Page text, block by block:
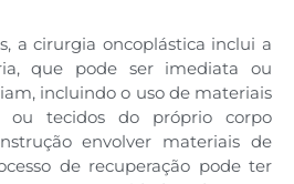
a cirurgia oncoplástica inclui a
que pode ser imediata ou
incluindo o uso de materiais
ou tecidos do próprio corpo
envolver materiais de
de recuperação pode ter